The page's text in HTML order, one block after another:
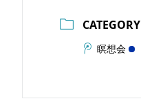
CATEGORY
瞑想会